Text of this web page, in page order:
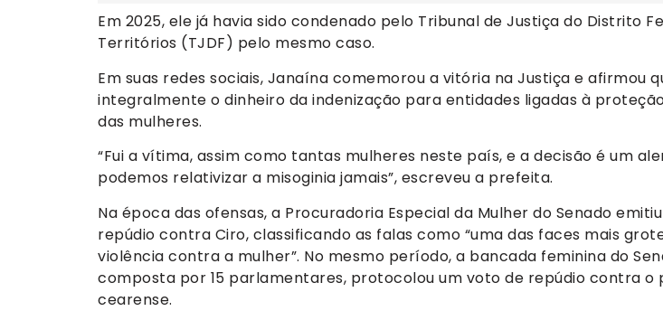
Em 2025, ele já havia sido condenado pelo Tribunal de Justiça do Distrito
Territórios (TJDF) pelo mesmo caso.
Em suas redes sociais, Janaína comemorou a vitória na Justiça e afirmou
integralmente o dinheiro da indenização para entidades ligadas à
das mulheres.
“Fui a vítima, assim como tantas mulheres neste país, e a decisão é um
podemos relativizar a misoginia jamais”, escreveu a prefeita.
Na época das ofensas, a Procuradoria Especial da Mulher do Senado
repúdio contra Ciro, classificando as falas como “uma das faces mais
violência contra a mulher”. No mesmo período, a bancada feminina do
composta por 15 parlamentares, protocolou um voto de repúdio contra o
cearense.